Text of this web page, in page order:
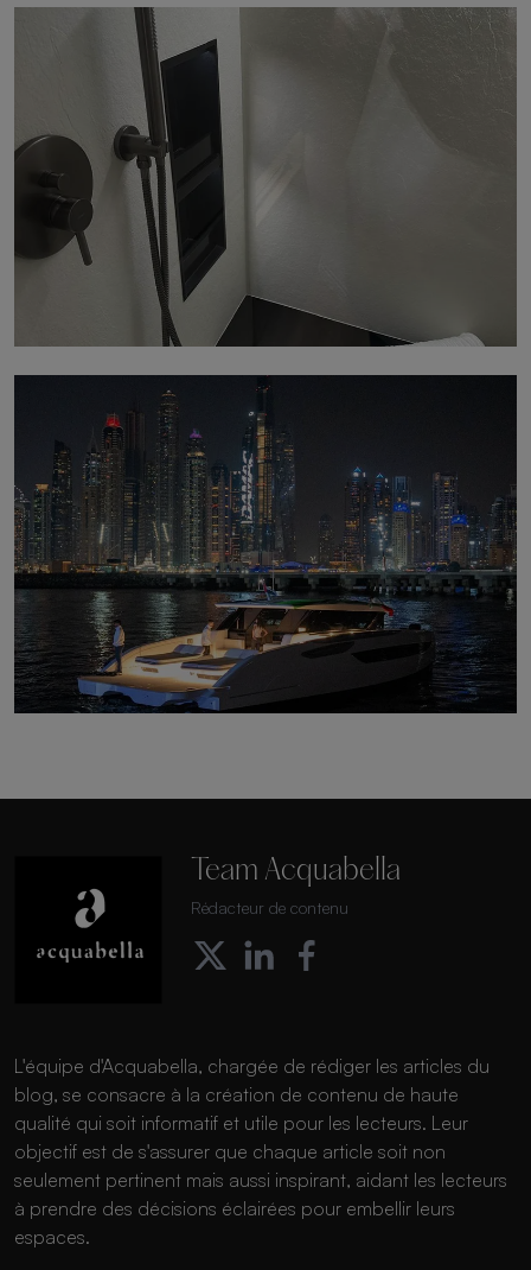
Team Acquabella
Rédacteur de contenu
L'équipe d'Acquabella, chargée de rédiger les articles du
blog, se consacre à la création de contenu de haute
qualité qui soit informatif et utile pour les lecteurs. Leur
objectif est de s'assurer que chaque article soit non
seulement pertinent mais aussi inspirant, aidant les lecteurs
à prendre des décisions éclairées pour embellir leurs
espaces.